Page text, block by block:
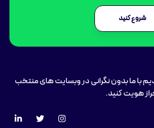
شروع کنید
با ما بدون نگرانی در وبسایت های منتخب
هویت کنید.